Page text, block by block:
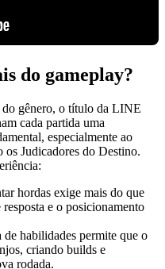
do gameplay?
gênero, o título da LINE
cada partida uma
especialmente ao
os Judicadores do Destino.
hordas exige mais do que
e o posicionamento
de habilidades permite que o
criando builds e
rodada.